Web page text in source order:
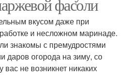
фасоли
вкусом даже при
и несложном маринаде.
знакомы с премудростями
даров огорода на зиму, со
не возникнет никаких